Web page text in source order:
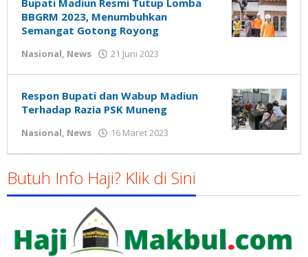
Bupati Madiun Resmi Tutup Lomba
BBGRM 2023, Menumbuhkan
Semangat Gotong Royong
Nasional, News 21 Juni 2023
Susanto
Respon Bupati dan Wabup Madiun
Terhadap Razia PSK Muneng
Nasional, News 16 Maret 2023
Susanto
Butuh Info Haji? Klik di Sini